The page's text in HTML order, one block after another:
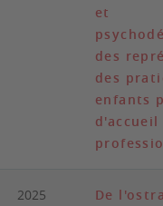
et
des
des
enfants
2025
De